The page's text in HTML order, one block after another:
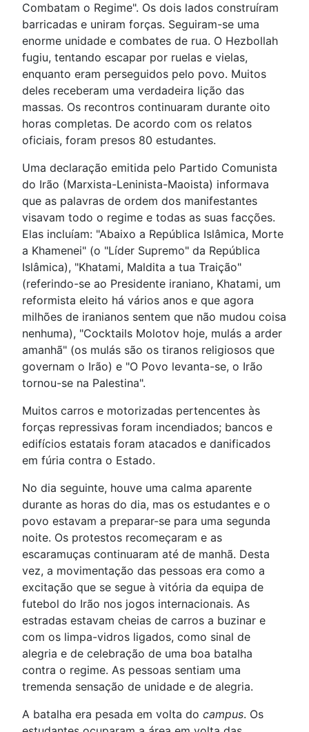
Combatam o Regime". Os dois lados construíram
barricadas e uniram forças. Seguiram-se uma
enorme unidade e combates de rua. O Hezbollah
fugiu, tentando escapar por ruelas e vielas,
enquanto eram perseguidos pelo povo. Muitos
deles receberam uma verdadeira lição das
massas. Os recontros continuaram durante oito
horas completas. De acordo com os relatos
oficiais, foram presos 80 estudantes.
Uma declaração emitida pelo Partido Comunista
do Irão (Marxista-Leninista-Maoista) informava
que as palavras de ordem dos manifestantes
visavam todo o regime e todas as suas facções.
Elas incluíam: "Abaixo a República Islâmica, Morte
a Khamenei" (o "Líder Supremo" da República
Islâmica), "Khatami, Maldita a tua Traição"
(referindo-se ao Presidente iraniano, Khatami, um
reformista eleito há vários anos e que agora
milhões de iranianos sentem que não mudou coisa
nenhuma), "Cocktails Molotov hoje, mulás a arder
amanhã" (os mulás são os tiranos religiosos que
governam o Irão) e "O Povo levanta-se, o Irão
tornou-se na Palestina".
Muitos carros e motorizadas pertencentes às
forças repressivas foram incendiados; bancos e
edifícios estatais foram atacados e danificados
em fúria contra o Estado.
No dia seguinte, houve uma calma aparente
durante as horas do dia, mas os estudantes e o
povo estavam a preparar-se para uma segunda
noite. Os protestos recomeçaram e as
escaramuças continuaram até de manhã. Desta
vez, a movimentação das pessoas era como a
excitação que se segue à vitória da equipa de
futebol do Irão nos jogos internacionais. As
estradas estavam cheias de carros a buzinar e
com os limpa-vidros ligados, como sinal de
alegria e de celebração de uma boa batalha
contra o regime. As pessoas sentiam uma
tremenda sensação de unidade e de alegria.
A batalha era pesada em volta do campus. Os